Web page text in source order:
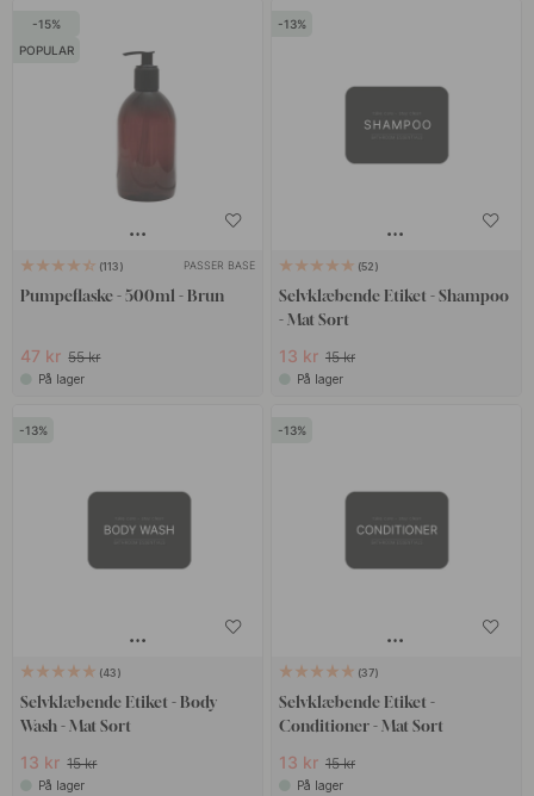
højde for forskellige stilarter, så du finder en skøn blanding af
moderne, retro og klassiske detaljer. Vi vil gerne tilbyde
indretningsdetaljer, der passer godt ind i forskellige miljøer og
For at skabe en unik følelse kan det være så enkelt som at vælge
nye detaljer, vores filosofi er at det er detaljerne der gør en stor
forskel. Her finder du en række detaljer, som du kun kan finde hos
os på Beslag Online.
15
POPULAR
113 PASSER BASE
Pumpeflaske - 500ml - Brun
47 kr 55 kr
På lager
13
52
Selvklæbende Etiket - Shampoo
- Mat Sort
13 kr 15 kr
På lager
13
43
Selvklæbende Etiket - Body
Wash - Mat Sort
13 kr 15 kr
På lager
13
37
Selvklæbende Etiket -
Conditioner - Mat Sort
13 kr 15 kr
På lager